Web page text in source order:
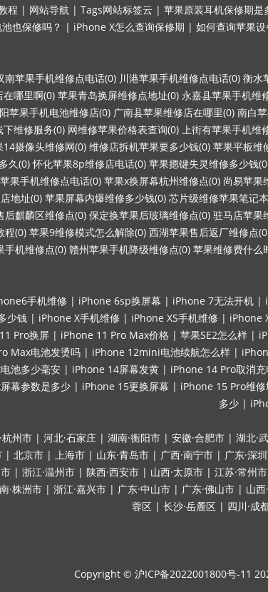
程 | 网站导航 | Tags网站标签云 | 苹果原装耳机保修期是
也保修吗？ | iPhone X怎么查询保修期 | 如何查询苹果
南苹果手机维修点电话(0) 川港苹果手机维修点电话(0) 衡水
哪里啊(0) 苹果青岛换屏维修点地址(0) 永嘉县苹果手机维
苹果手机电池维修店(0) 广南县苹果维修店在哪里(0) 南白
维修服务(0) 网维修苹果价格表查询(0) 上街有苹果手机维
14摄像头维修网(0) 维修店拆机苹果要多少钱(0) 苹果平板维
久(0) 怀化苹果8p维修店电话(0) 苹果摁键失灵维修多少钱
果手机维修点电话(0) 苹果x换屏幕杭州维修点(0) 尚易苹果
地址(0) 苹果屏幕内爆维修多少钱(0) 芯片级维修苹果笔记
后麒麟区维修点(0) 保定换苹果后玻璃维修点(0) 驻马店苹果
程(0) 苹果9维修模式怎么解除(0) 西湖苹果售后返厂维修点
手机维修点(0) 赣州苹果手机降级维修点(0) 苹果维修费什么
手机维修 | iPhone 6sp换屏幕 | iPhone 7无法开机 |
少钱 | iPhone X手机维修 | iPhone XS手机维修 | iPhone
Pro换屏 | iPhone 11 Pro Max价格 | 苹果SE2怎么样 |
Max电池发烫吗 | iPhone 12mini电池续航怎么样 |
池多少毫安 | iPhone 14屏幕发黄 | iPhone 14 Pro取消充
幕参数是多少 | iPhone 15更换屏幕 | iPhone 15 Pro维修
多少 |
杭州市 | 河北·石家庄 | 湖南·衡阳市 | 安徽·合肥市 | 湖北·
| 北京市 | 上海市 | 山东·青岛市 | 广西·南宁市 | 广东·深
| 浙江·温州市 | 陕西·西安市 | 山西·太原市 | 江苏·常州市
·株洲市 | 浙江·嘉兴市 | 广东·中山市 | 广东·佛山市 | 山西
蓉区 | 长沙·岳麓区 | 四川·成
Copyright © 沪ICP备2022001800号-11